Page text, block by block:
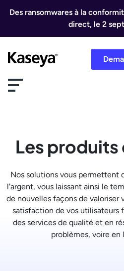
Des ransomwares à la
direct, le 2
Les produits
Nos solutions vous permettent
l'argent, vous laissant ainsi le
de nouvelles façons de valoriser
satisfaction de vos utilisateurs
des services de qualité et en
problèmes, voire en